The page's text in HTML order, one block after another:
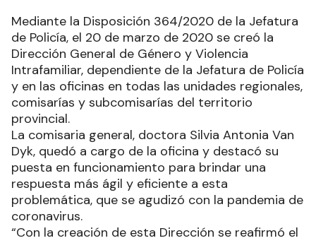
Mediante la Disposición 364/2020 de la Jefatura
de Policía, el 20 de marzo de 2020 se creó la
Dirección General de Género y Violencia
Intrafamiliar, dependiente de la Jefatura de Policía
y en las oficinas en todas las unidades regionales,
comisarías y subcomisarías del territorio
provincial.
La comisaria general, doctora Silvia Antonia Van
Dyk, quedó a cargo de la oficina y destacó su
puesta en funcionamiento para brindar una
respuesta más ágil y eficiente a esta
problemática, que se agudizó con la pandemia de
coronavirus.
“Con la creación de esta Dirección se reafirmó el